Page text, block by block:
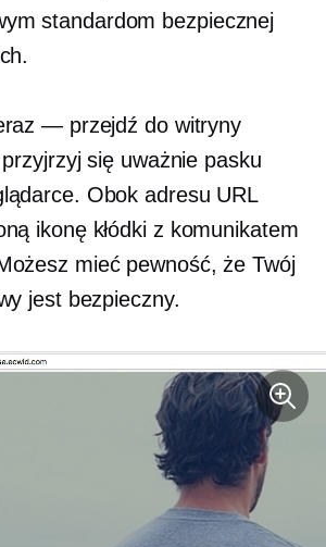
standardom bezpiecznej
— przejdź do witryny
przyjrzyj się uważnie pasku
Obok adresu URL
ikonę kłódki z komunikatem
mieć pewność, że Twój
jest bezpieczny.